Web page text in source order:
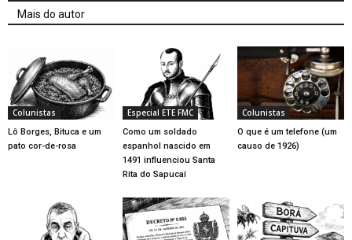
Mais do autor
Colunistas
Lô Borges, Bituca e um
pato cor-de-rosa
Especial ETE FMC
Como um soldado
espanhol nascido em
1491 influenciou Santa
Rita do Sapucaí
Colunistas
O que é um telefone (um
causo de 1926)